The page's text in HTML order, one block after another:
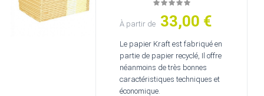
À partir de Prix
33,00 €
Le papier Kraft est fabriqué en
partie de papier recyclé, Il offre
néanmoins de très bonnes
caractéristiques techniques et
économique.